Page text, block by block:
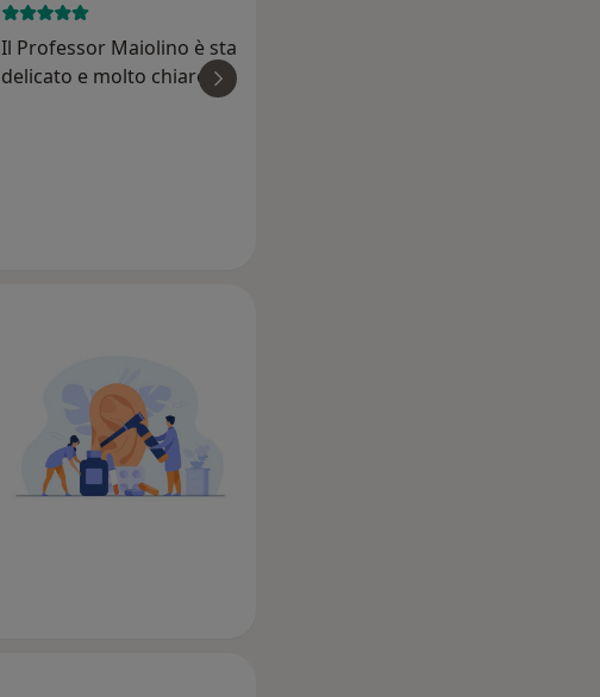
Il Professor Maiolino è stato bravissimo: gentile,
delicato e molto chiaro nelle spiegazioni. Mi ha
spiegato ogni singolo problema passo dopo